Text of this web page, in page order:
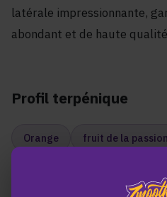
latérale impressionnante,
abondant et de haute
Profil terpénique
Orange fruit de la passion